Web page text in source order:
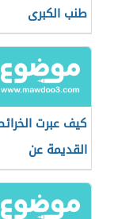
طنب الكبرى
كيف عبرت
القديمة عن
القطب الشمالي؟